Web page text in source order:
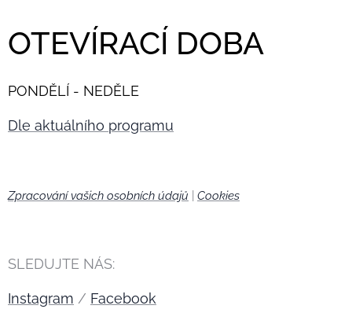
OTEVÍRACÍ DOBA
PONDĚLÍ - NEDĚLE
Dle aktuálního programu
Zpracování vašich osobních údajů Cookies
SLEDUJTE NÁS:
Instagram / Facebook